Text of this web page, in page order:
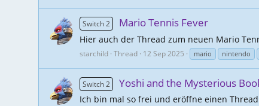
Switch 2 Mario Tennis Fever
Hier auch der Thread zum neuen Mario
starchild Thread 12 Sep 2025 mario nintendo
Switch 2 Yoshi and the Mysterious
Ich bin mal so frei und eröffne einen